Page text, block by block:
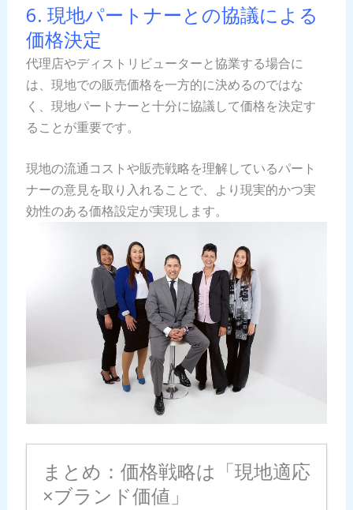
6. 現地パートナーとの協議による
価格決定
代理店やディストリビューターと協業する場合に
は、現地での販売価格を一方的に決めるのではな
く、現地パートナーと十分に協議して価格を決定す
ることが重要です。
現地の流通コストや販売戦略を理解しているパート
ナーの意見を取り入れることで、より現実的かつ実
効性のある価格設定が実現します。
まとめ：価格戦略は「現地適応
×ブランド価値」